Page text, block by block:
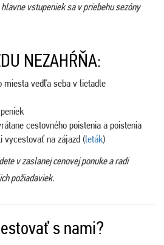
vstupeniek sa v priebehu sezóny
NEZAHŔŇA:
miesta vedľa seba v lietadle
cestovného poistenia a poistenia
vycestovať na zájazd (leták)
v zaslanej cenovej ponuke a radi
požiadaviek.
s nami?